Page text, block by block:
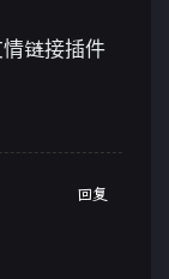
链接插件
回复